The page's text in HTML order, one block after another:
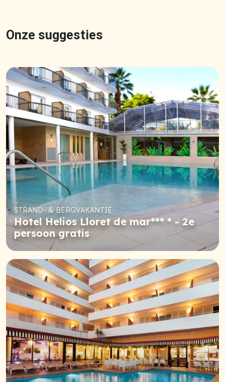
Onze suggesties
STRAND- & BERGVAKANTIE
Hotel Helios Lloret de mar*** * - 2e
persoon gratis